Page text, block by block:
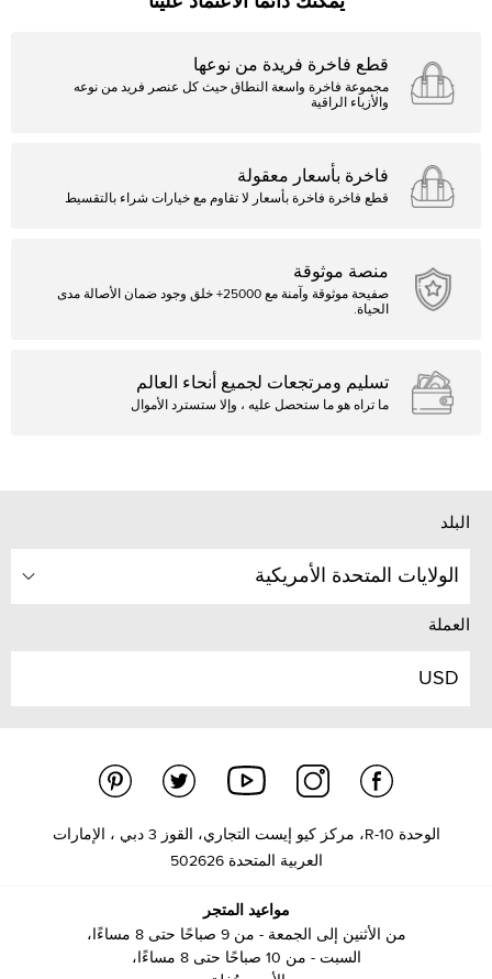
قطع فاخرة فريدة من نوعها
مجموعة فاخرة واسعة النطاق حيث كل عنصر فريد من نوعه
والأزياء الراقية
فاخرة بأسعار معقولة
قطع فاخرة فاخرة بأسعار لا تقاوم مع خيارات شراء بالتقسيط
منصة موثوقة
صفيحة موثوقة وآمنة مع 25000+ خلق وجود ضمان الأصالة مدى
الحياة.
تسليم ومرتجعات لجميع أنحاء العالم
ما تراه هو ما ستحصل عليه ، وإلا ستسترد الأموال
البلد
الولايات المتحدة الأمريكية
العملة
USD
الوحدة R-10، مركز كيو إيست التجاري، القوز 3 دبي ، الإمارات
العربية المتحدة 502626
مواعيد المتجر
من الأثنين إلى الجمعة - من 9 صباحًا حتى 8 مساءًا،
السبت - من 10 صباحًا حتى 8 مساءًا،